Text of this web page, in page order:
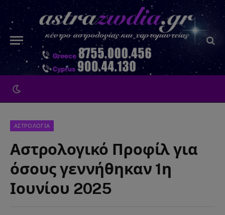
ΑΣΤΡΟΛΟΓΙΑ
Αστρολογικό Προφίλ για
όσους γεννήθηκαν 1η
Ιουνίου 2025